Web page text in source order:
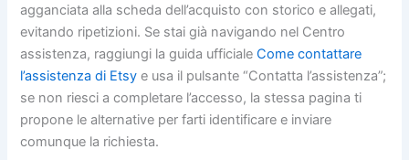
agganciata alla scheda dell’acquisto con storico e allegati,
evitando ripetizioni. Se stai già navigando nel Centro
assistenza, raggiungi la guida ufficialeCome contattare
l’assistenza di Etsy e usa il pulsante “Contatta l’assistenza”;
se non riesci a completare l’accesso, la stessa pagina ti
propone le alternative per farti identificare e inviare
comunque la richiesta.